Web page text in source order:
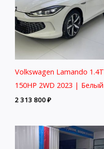
Volkswagen Lamando 1.4T
150HP 2WD 2023 | Белый
2 313 800₽